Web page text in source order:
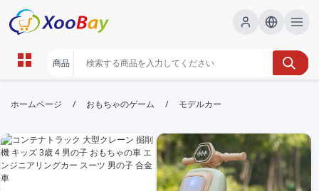
モデルカー | XOOBAY B2B/B2C
モデルカー,ミニカー,ダイキャスト, wholesale モデル
カー, XOOBAY
モデルカーの商品ページ向けのSEO対策。検索エンジンでの露出を高
ホームページ / おもちゃのゲーム / モデルカー